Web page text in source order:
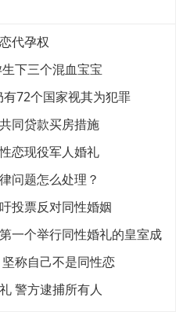
代孕权
下三个混血宝宝
72个国家视其为犯罪
同贷款买房措施
恋现役军人婚礼
问题怎么处理？
投票反对同性婚姻
一个举行同性婚礼的皇室成
称自己不是同性恋
警方逮捕所有人